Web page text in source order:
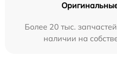
Более 20 тыс.
наличии на